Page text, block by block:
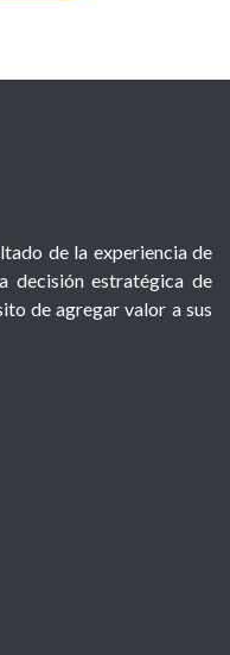
de la experiencia de
decisión estratégica de
de agregar valor a sus